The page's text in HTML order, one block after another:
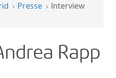
Presse
Interview
Rapp